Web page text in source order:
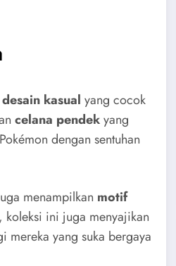
desain kasual yang cocok
celana pendekyang
dengan sentuhan
menampilkan motif
koleksi ini juga menyajikan
mereka yang suka bergaya